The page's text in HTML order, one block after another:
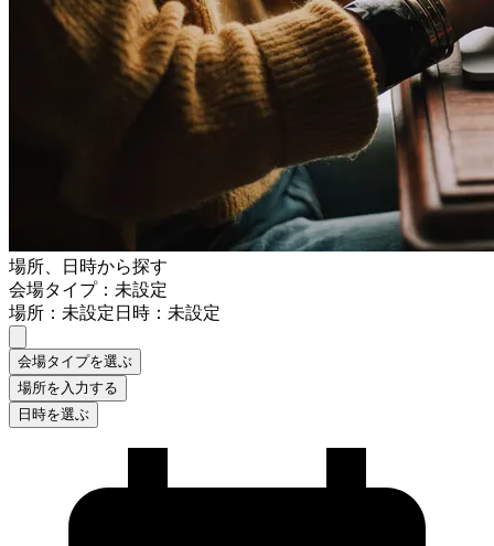
場所、日時から探す
会場タイプ：未設定
場所：未設定日時：未設定
会場タイプを選ぶ
場所を入力する
日時を選ぶ